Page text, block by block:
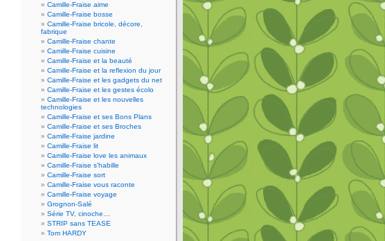
Camille-Fraise aime
Camille-Fraise bosse
Camille-Fraise bricole, décore,
fabrique
Camille-Fraise chante
Camille-Fraise cuisine
Camille-Fraise et la beauté
Camille-Fraise et la reflexion du jour
Camille-Fraise et les gadgets du net
Camille-Fraise et les gestes écolo
Camille-Fraise et les nouvelles
technologies
Camille-Fraise et ses Bons Plans
Camille-Fraise et ses Broches
Camille-Fraise jardine
Camille-Fraise lit
Camille-Fraise love les animaux
Camille-Fraise s'habille
Camille-Fraise sort
Camille-Fraise vous raconte
Camille-Fraise voyage
Grognon-Salé
Série TV, cinoche…
STRIP sans TEASE
Tom HARDY